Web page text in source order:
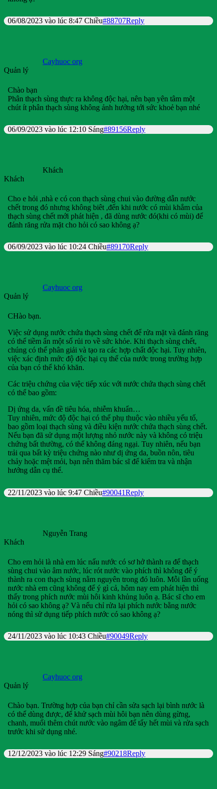
06/08/2023 vào lúc 8:47 Chiều#88707Reply
Cayhuoc org
Quản lý
Chào bạn
Phân thạch sùng thực ra không độc hại, nên bạn yên tâm một
chút ít phân thạch sùng không ảnh hưởng tới sức khoẻ bạn nhé
06/09/2023 vào lúc 12:10 Sáng#89156Reply
Khách
Khách
Cho e hỏi ,nhà e có con thạch sùng chui vào đường dẫn nước
chết trong đó nhưng không biêt ,đến khi nước có mùi khắm của
thạch sùng chết mới phát hiện , đã dùng nước đó(khi có mùi) để
đánh răng rửa mặt cho hỏi có sao không ạ?
06/09/2023 vào lúc 10:24 Chiều#89170Reply
Cayhuoc org
Quản lý
CHào bạn.
Việc sử dụng nước chứa thạch sùng chết để rửa mặt và đánh răng
có thể tiềm ẩn một số rủi ro về sức khỏe. Khi thạch sùng chết,
chúng có thể phân giải và tạo ra các hợp chất độc hại. Tuy nhiên,
việc xác định mức độ độc hại cụ thể của nước trong trường hợp
của bạn có thể khó khăn.
Các triệu chứng của việc tiếp xúc với nước chứa thạch sùng chết
có thể bao gồm:
Dị ứng da, vấn đề tiêu hóa, nhiễm khuẩn…
Tuy nhiên, mức độ độc hại có thể phụ thuộc vào nhiều yếu tố,
bao gồm loại thạch sùng và điều kiện nước chứa thạch sùng chết.
Nếu bạn đã sử dụng một lượng nhỏ nước này và không có triệu
chứng bất thường, có thể không đáng ngại. Tuy nhiên, nếu bạn
trải qua bất kỳ triệu chứng nào như dị ứng da, buồn nôn, tiêu
chảy hoặc mệt mỏi, bạn nên thăm bác sĩ để kiểm tra và nhận
hướng dẫn cụ thể.
22/11/2023 vào lúc 9:47 Chiều#90041Reply
Nguyễn Trang
Khách
Cho em hỏi là nhà em lúc nấu nước có sơ hở thành ra để thạch
sùng chui vào âm nước, lúc rót nước vào phích thì không để ý
thành ra con thạch sùng nằm nguyên trong đó luôn. Mỗi lần uống
nước nhà em cũng không để ý gì cả, hôm nay em phát hiện thì
thấy trong phích nước mùi hôi kinh khủng luôn ạ. Bác sĩ cho em
hỏi có sao không ạ? Và nếu chỉ rửa lại phích nước bằng nước
nóng thì sử dụng tiếp phích nước có sao không ạ?
24/11/2023 vào lúc 10:43 Chiều#90049Reply
Cayhuoc org
Quản lý
Chào bạn. Trường hợp của bạn chỉ cần sửa sạch lại bình nước là
có thể dùng được, để khử sạch mùi hôi bạn nên dùng gừng,
chanh, muối thêm chút nước vào ngâm để tẩy hết mùi và rửa sạch
trước khi sử dụng nhé.
12/12/2023 vào lúc 12:29 Sáng#90218Reply